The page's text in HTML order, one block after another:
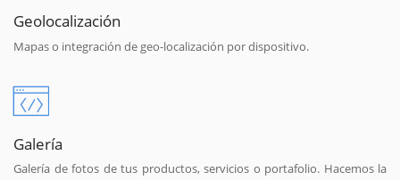
Geolocalización
Mapas o integración de geo-localización por dispositivo.
Galería
Galería de fotos de tus productos, servicios o portafolio. Hacemos la